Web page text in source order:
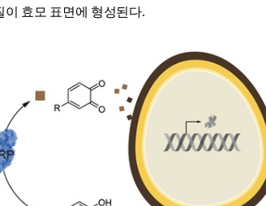
이 효모 표면에 형성된다.